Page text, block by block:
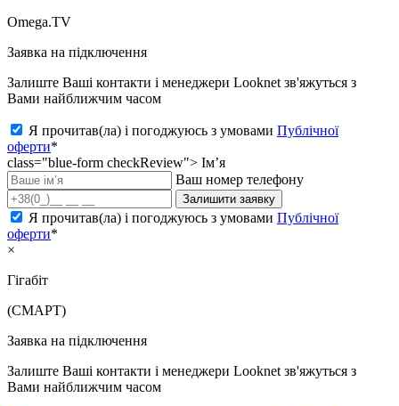
Omega.TV
Заявка на підключення
Залиште Ваші контакти і менеджери Looknet зв'яжуться з
Вами найближчим часом
Я прочитав(ла) і погоджуюсь з умовами Публічної
оферти*
class="blue-form checkReview"> Ім’я
Ваш номер телефону
Залишити заявку
Я прочитав(ла) і погоджуюсь з умовами Публічної
оферти*
×
Гігабіт
(СМАРТ)
Заявка на підключення
Залиште Ваші контакти і менеджери Looknet зв'яжуться з
Вами найближчим часом